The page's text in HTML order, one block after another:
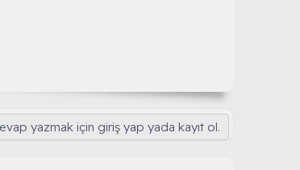
yazmak için giriş yap yada kayıt ol.